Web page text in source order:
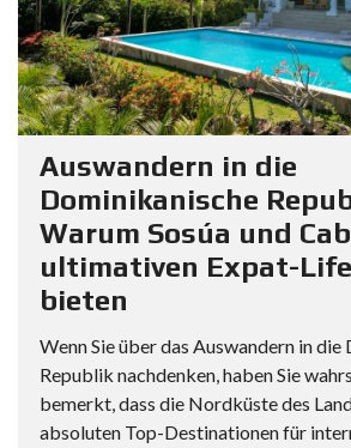
Auswandern in die
Dominikanische
Warum Sosúa und
ultimativen Expat-
bieten
Wenn Sie über das Auswandern in
Republik nachdenken, haben Sie
bemerkt, dass die Nordküste des
absoluten Top-Destinationen für